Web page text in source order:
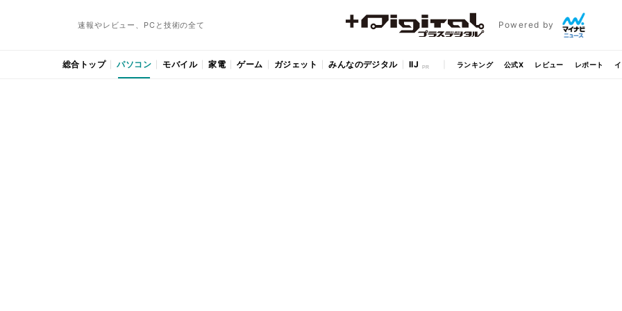
速報やレビュー、PCと技術の全て Powered by
総合トップ パソコン モバイル 家電 ゲーム ガジェット みんなのデジタル IIJ ランキング 公式X レビュー レポート